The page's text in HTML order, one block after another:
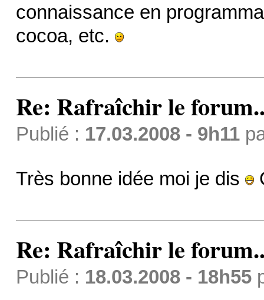
connaissance en
cocoa, etc.
Re: Rafraîchir le
Publié : 17.03.2008 - 9h11
Très bonne idée moi je dis
Re: Rafraîchir le
Publié : 18.03.2008 - 18h55